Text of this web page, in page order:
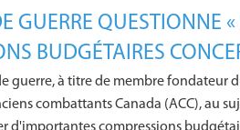
GUERRE QUESTIONNE
BUDGÉTAIRES
guerre, à titre de membre
combattants Canada (ACC), au